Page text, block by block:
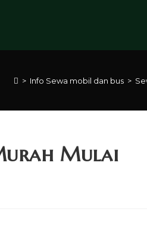
> Info Sewa mobil dan bus >
Mulai